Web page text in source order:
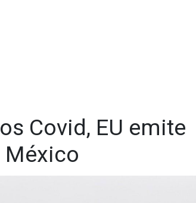
Covid, EU emite
México